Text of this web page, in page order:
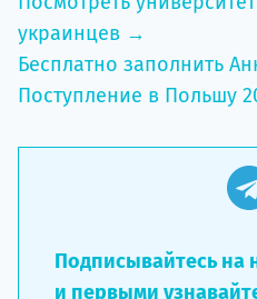
украинцев →
Бесплатно заполнить
Поступление в Польшу
Подписывайтесь на
и первыми